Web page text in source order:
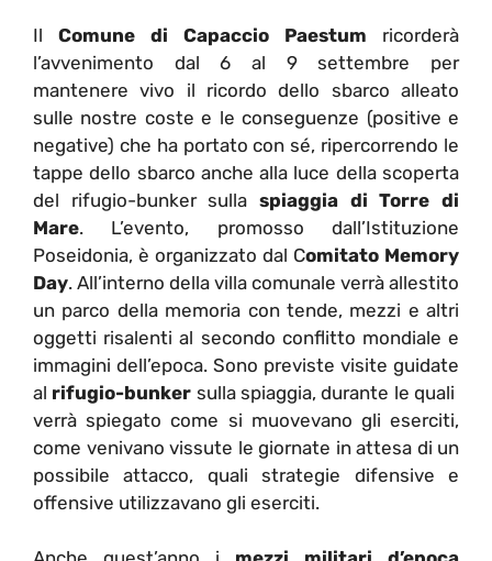
Il Comune di Capaccio Paestum ricorderà
l’avvenimento dal 6 al 9 settembre per
mantenere vivo il ricordo dello sbarco alleato
sulle nostre coste e le conseguenze (positive e
negative) che ha portato con sé, ripercorrendo le
tappe dello sbarco anche alla luce della scoperta
del rifugio-bunker sulla spiaggia di Torre di
Mare. L’evento, promosso dall’Istituzione
Poseidonia, è organizzato dal Comitato Memory
Day. All’interno della villa comunale verrà allestito
un parco della memoria con tende, mezzi e altri
oggetti risalenti al secondo conflitto mondiale e
immagini dell’epoca. Sono previste visite guidate
al rifugio-bunker sulla spiaggia, durante le quali
verrà spiegato come si muovevano gli eserciti,
come venivano vissute le giornate in attesa di un
possibile attacco, quali strategie difensive e
offensive utilizzavano gli eserciti.